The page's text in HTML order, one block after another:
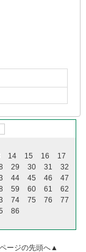
14 15 16
17
29 30 31
32
44 45 46
47
59 60 61
62
74 75 76
77
86
ージの先頭へ▲